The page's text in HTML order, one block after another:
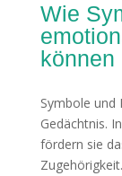
Wie
können
Symbole und
Gedächtnis.
fördern sie